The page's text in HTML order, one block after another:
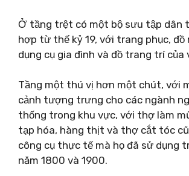
Ở tầng trệt có một bộ sưu tập dân
hợp từ thế kỷ 19, với trang phục, đồ
dụng cụ gia đình và đồ trang trí của
Tầng một thú vị hơn một chút, với
cảnh tượng trưng cho các ngành
thống trong khu vực, với thợ làm
tạp hóa, hàng thịt và thợ cắt tóc
công cụ thực tế mà họ đã sử dụng
năm 1800 và 1900.